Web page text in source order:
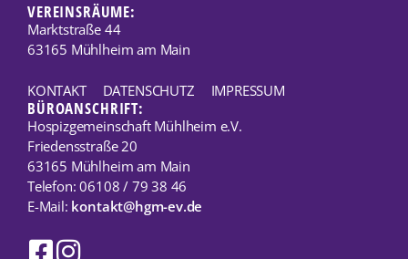
VEREINSRÄUME:
Marktstraße 44
63165 Mühlheim am Main
KONTAKT DATENSCHUTZ IMPRESSUM
BÜROANSCHRIFT:
Hospizgemeinschaft Mühlheim e.V.
Friedensstraße 20
63165 Mühlheim am Main
Telefon: 06108 / 79 38 46
E-Mail: kontakt@hgm-ev.de